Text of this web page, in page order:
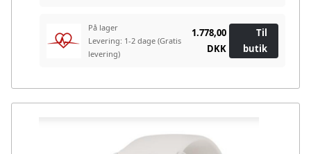
På lager
Levering: 1-2 dage (Gratis
levering)
1.778,00
DKK
Til
butik